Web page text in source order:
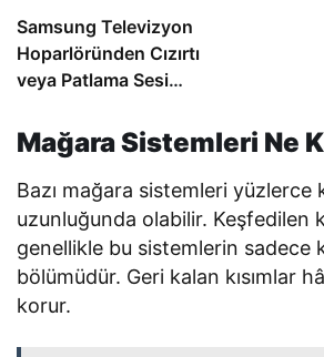
Samsung Televizyon
Hoparlöründen Cızırtı
veya Patlama Sesi
Mağara Sistemleri Ne
Bazı mağara sistemleri yüzlerce
uzunluğunda olabilir. Keşfedilen
genellikle bu sistemlerin sadece
bölümüdür. Geri kalan kısımlar
korur.